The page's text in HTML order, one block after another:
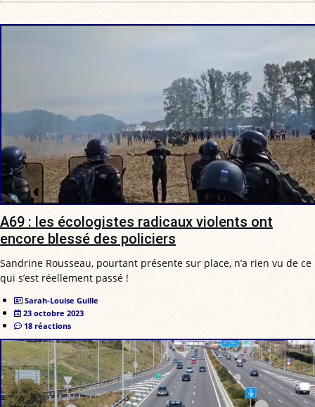
A69 : les écologistes radicaux violents ont
encore blessé des policiers
Sandrine Rousseau, pourtant présente sur place, n’a rien vu de ce
qui s’est réellement passé !
Sarah-Louise Guille
23 octobre 2023
18 réactions